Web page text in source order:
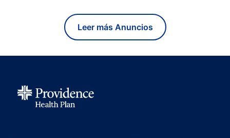
Leer más Anuncios